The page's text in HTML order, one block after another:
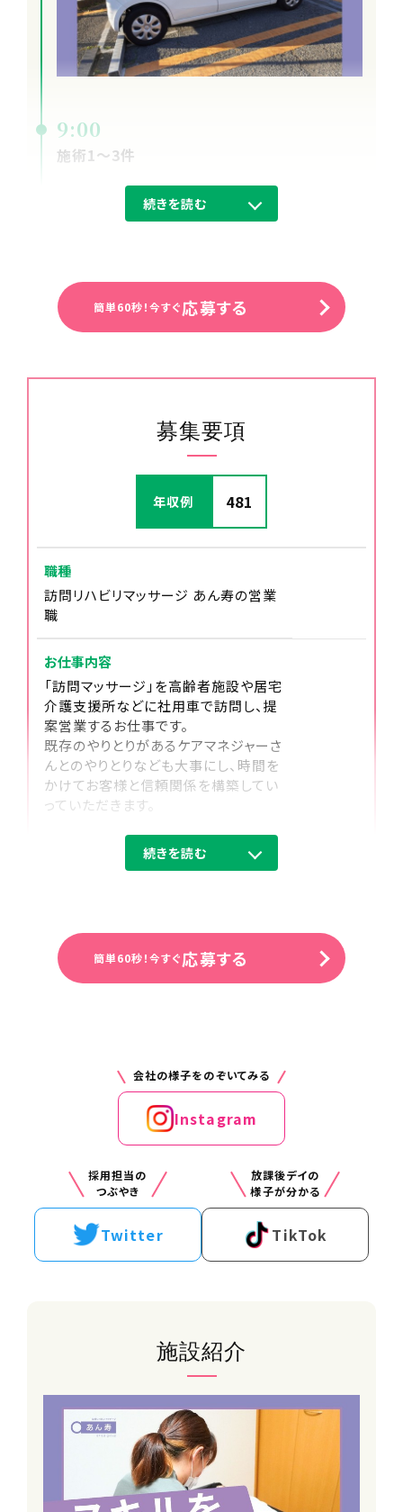
続きを読む
9:00
施術1～3件
施術1～5件
18:00
訪問先から自宅へ直帰
簡単60秒！今すぐ応募する
募集要項
続きを読む
年収例 481
職種
訪問リハビリマッサージ あん寿の営業
職
お仕事内容
「訪問マッサージ」を高齢者施設や居宅
介護支援所などに社用車で訪問し、提
案営業するお仕事です。
既存のやりとりがあるケアマネジャーさ
んとのやりとりなども大事にし、時間を
かけてお客様と信頼関係を構築してい
っていただきます。
※営業や福祉業界の経験がない方でも
なうことはありません。／既存案件営業
あり／個人宅への飛び込みなし
■提案先：ケアマネージャーの方など
日頃から付き合いのある事業所やケア
マネージャーとのやりとりも多く、何気
ない話の中から新しい利用者様を紹介
既存施設と新規施設開拓の割合は9：1
程度です。
■訪問エリア：●●（←横浜旭等々）エ
リア
神奈川県横浜市戸塚区下倉田町390-1
メゾン島村1階
JR各線 戸塚駅から徒歩で19分
簡単60秒！今すぐ応募する
会社の様子をのぞいてみる
Instagram
採用担当の
つぶやき
Twitter
放課後デイの
様子が分かる
TikTok
施設紹介